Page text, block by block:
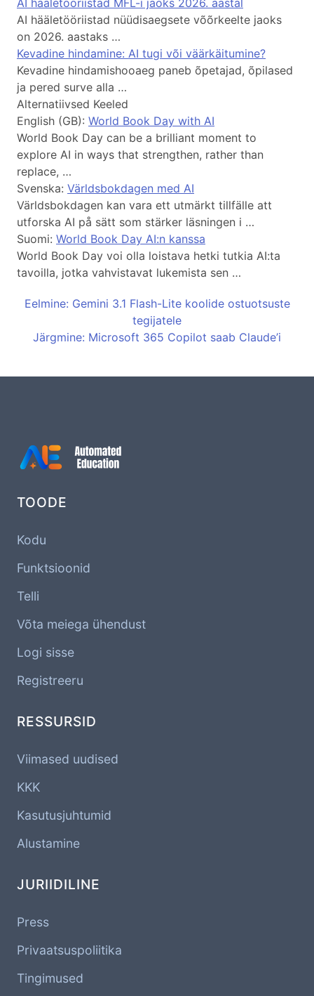
AI hääletööriistad MFL-i jaoks 2026. aastal
AI hääletööriistad nüüdisaegsete võõrkeelte jaoks
on 2026. aastaks …
Kevadine hindamine: AI tugi või väärkäitumine?
Kevadine hindamishooaeg paneb õpetajad, õpilased
ja pered surve alla …
Alternatiivsed Keeled
English (GB): World Book Day with AI
World Book Day can be a brilliant moment to
explore AI in ways that strengthen, rather than
replace, …
Svenska: Världsbokdagen med AI
Världsbokdagen kan vara ett utmärkt tillfälle att
utforska AI på sätt som stärker läsningen i …
Suomi: World Book Day AI:n kanssa
World Book Day voi olla loistava hetki tutkia AI:ta
tavoilla, jotka vahvistavat lukemista sen …
Eelmine: Gemini 3.1 Flash-Lite koolide ostuotsuste
tegijatele
Järgmine: Microsoft 365 Copilot saab Claude’i
TOODE
Kodu
Funktsioonid
Telli
Võta meiega ühendust
Logi sisse
Registreeru
RESSURSID
Viimased uudised
KKK
Kasutusjuhtumid
Alustamine
JURIIDILINE
Press
Privaatsuspoliitika
Tingimused